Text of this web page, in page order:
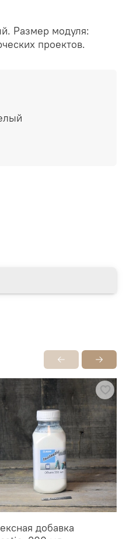
Размер модуля:
проектов.
добавка